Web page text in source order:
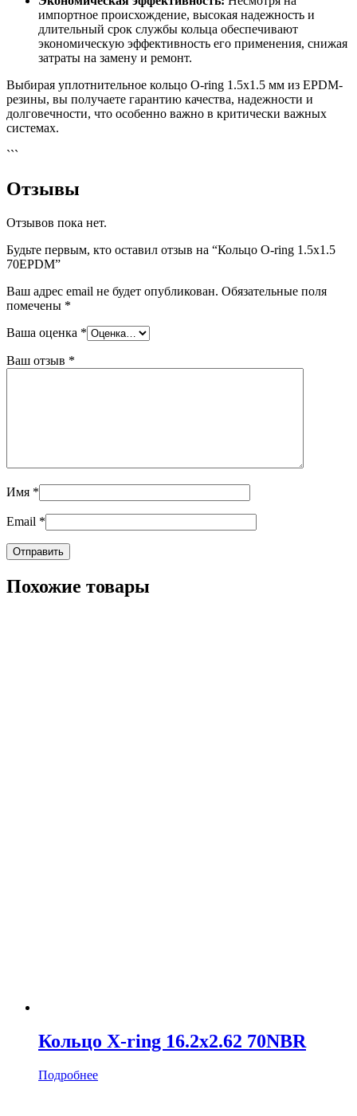
импортное происхождение, высокая надежность и
длительный срок службы кольца обеспечивают
экономическую эффективность его применения, снижая
затраты на замену и ремонт.
Выбирая уплотнительное кольцо O-ring 1.5x1.5 мм из EPDM-
резины, вы получаете гарантию качества, надежности и
долговечности, что особенно важно в критически важных
системах.
```
Отзывы
Отзывов пока нет.
Будьте первым, кто оставил отзыв на “Кольцо O-ring 1.5х1.5
70EPDM”
Ваш адрес email не будет опубликован. Обязательные поля
помечены *
Ваша оценка *
Ваш отзыв *
Имя *
Email *
Похожие товары
Кольцо X-ring 16.2х2.62 70NBR
Подробнее